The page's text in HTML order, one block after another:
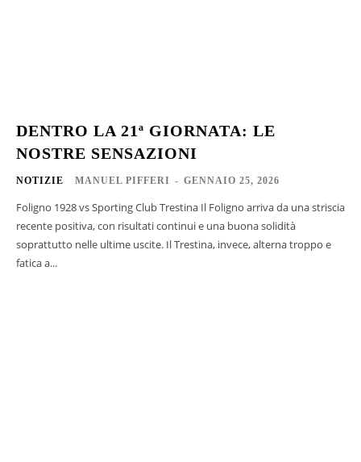
DENTRO LA 21ª GIORNATA: LE
NOSTRE SENSAZIONI
NOTIZIE MANUEL PIFFERI - GENNAIO 25, 2026
Foligno 1928 vs Sporting Club Trestina Il Foligno arriva da una striscia
recente positiva, con risultati continui e una buona solidità
soprattutto nelle ultime uscite. Il Trestina, invece, alterna troppo e
fatica a...